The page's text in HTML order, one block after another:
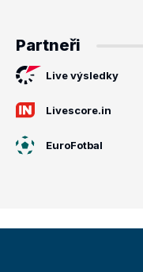
Partneři
Live výsledky
Livescore.in
EuroFotbal